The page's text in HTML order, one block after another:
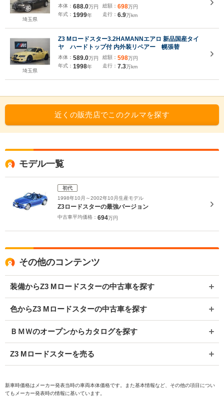
埼玉県
本体： 688.0万円
年式： 1999年
総額： 698万円
走行： 6.9万km
埼玉県
Z3 Mロードスター3.2HAMANNエアロ 新品国産タイ
ヤ ハードトップ付 内外装リペアー 幌張替
本体： 589.0万円
年式： 1998年
総額： 598万円
走行： 7.3万km
近くの販売店でこのクルマを探す
モデル一覧
初代
1998年10月～2002年10月生産モデル
Z3ロードスターの最強バージョン
中古車平均価格： 694万円
その他のコンテンツ
装備からZ3 Mロードスターの中古車を探す
色からZ3 Mロードスターの中古車を探す
ＢＭＷのオープンからカタログを探す
Z3 Mロードスターを売る
新車時価格はメーカー発表当時の車両本体価格です。また基本情報など、その他の項目につい
てもメーカー発表時の情報に基いています。